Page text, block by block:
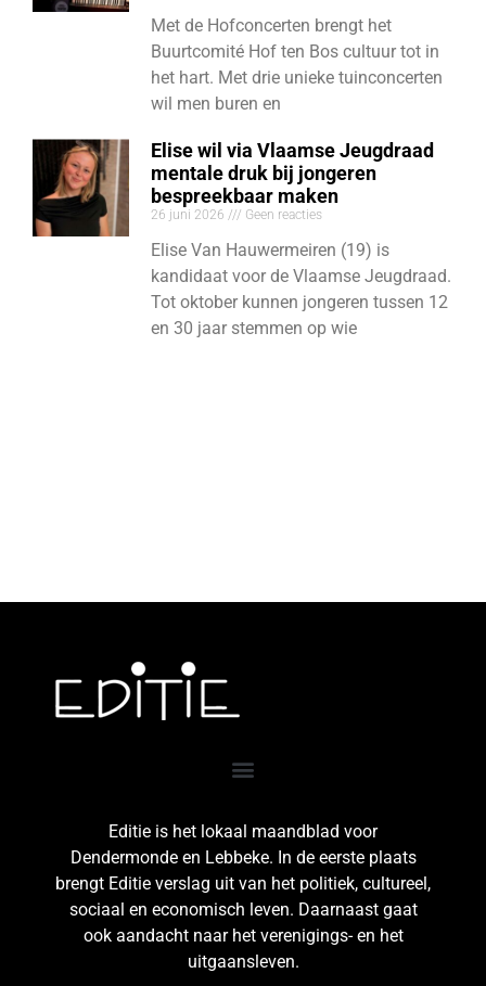
Met de Hofconcerten brengt het
Buurtcomité Hof ten Bos cultuur tot in
het hart. Met drie unieke tuinconcerten
wil men buren en
Elise wil via Vlaamse Jeugdraad
mentale druk bij jongeren
bespreekbaar maken
26 juni 2026 Geen reacties
Elise Van Hauwermeiren (19) is
kandidaat voor de Vlaamse Jeugdraad.
Tot oktober kunnen jongeren tussen 12
en 30 jaar stemmen op wie
Editie is het lokaal maandblad voor
Dendermonde en Lebbeke. In de eerste plaats
brengt Editie verslag uit van het politiek, cultureel,
sociaal en economisch leven. Daarnaast gaat
ook aandacht naar het verenigings- en het
uitgaansleven.